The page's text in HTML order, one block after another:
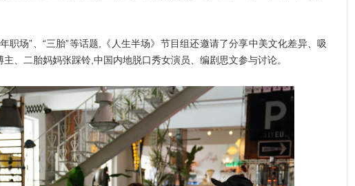
场”、“三胎”等话题,《人生半场》节目组还邀请了分享中美文化差异、吸
、二胎妈妈张踩铃,中国内地脱口秀女演员、编剧思文参与讨论。